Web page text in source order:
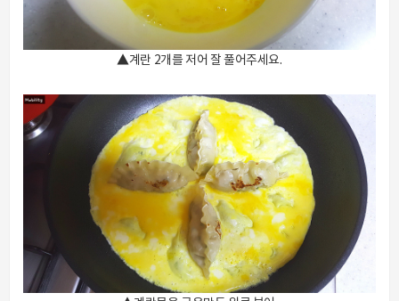
▲계란 2개를 저어 잘 풀어주세요.